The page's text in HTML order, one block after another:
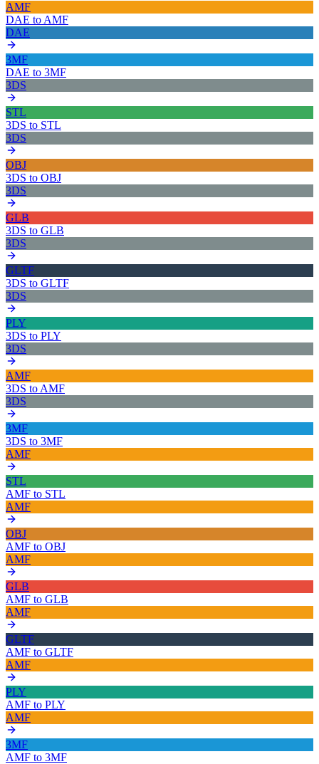
AMF
DAE to AMF
DAE
3MF
DAE to 3MF
3DS
STL
3DS to STL
3DS
OBJ
3DS to OBJ
3DS
GLB
3DS to GLB
3DS
GLTF
3DS to GLTF
3DS
PLY
3DS to PLY
3DS
AMF
3DS to AMF
3DS
3MF
3DS to 3MF
AMF
STL
AMF to STL
AMF
OBJ
AMF to OBJ
AMF
GLB
AMF to GLB
AMF
GLTF
AMF to GLTF
AMF
PLY
AMF to PLY
AMF
3MF
AMF to 3MF